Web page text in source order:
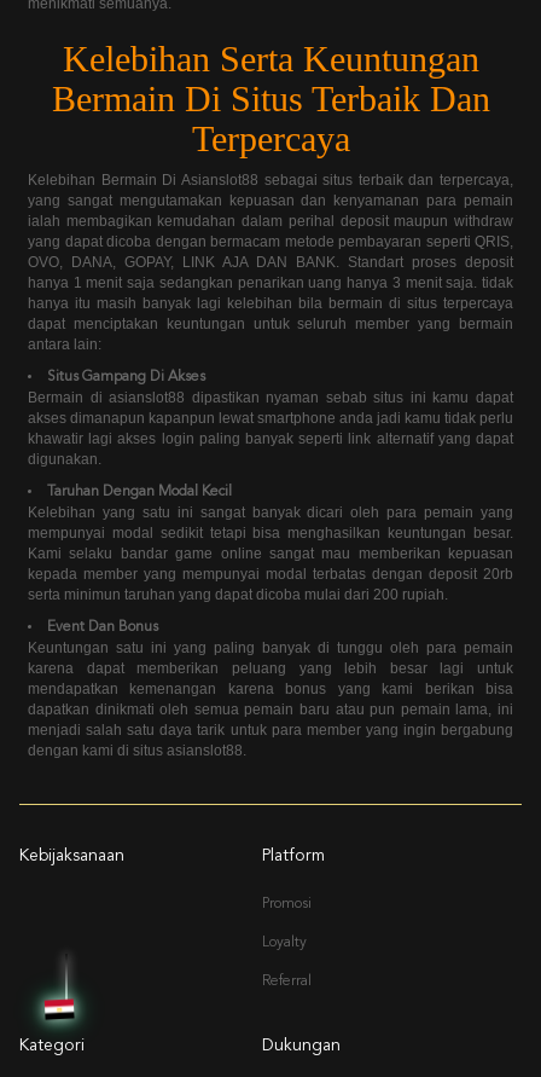
menikmati semuanya.
Kelebihan Serta Keuntungan
Bermain Di Situs Terbaik Dan
Terpercaya
Kelebihan Bermain Di Asianslot88 sebagai situs terbaik dan terpercaya,
yang sangat mengutamakan kepuasan dan kenyamanan para pemain
ialah membagikan kemudahan dalam perihal deposit maupun withdraw
yang dapat dicoba dengan bermacam metode pembayaran seperti QRIS,
OVO, DANA, GOPAY, LINK AJA DAN BANK. Standart proses deposit
hanya 1 menit saja sedangkan penarikan uang hanya 3 menit saja. tidak
hanya itu masih banyak lagi kelebihan bila bermain di situs terpercaya
dapat menciptakan keuntungan untuk seluruh member yang bermain
antara lain:
Situs Gampang Di Akses
Bermain di asianslot88 dipastikan nyaman sebab situs ini kamu dapat
akses dimanapun kapanpun lewat smartphone anda jadi kamu tidak perlu
khawatir lagi akses login paling banyak seperti link alternatif yang dapat
digunakan.
Taruhan Dengan Modal Kecil
Kelebihan yang satu ini sangat banyak dicari oleh para pemain yang
mempunyai modal sedikit tetapi bisa menghasilkan keuntungan besar.
Kami selaku bandar game online sangat mau memberikan kepuasan
kepada member yang mempunyai modal terbatas dengan deposit 20rb
serta minimun taruhan yang dapat dicoba mulai dari 200 rupiah.
Event Dan Bonus
Keuntungan satu ini yang paling banyak di tunggu oleh para pemain
karena dapat memberikan peluang yang lebih besar lagi untuk
mendapatkan kemenangan karena bonus yang kami berikan bisa
dapatkan dinikmati oleh semua pemain baru atau pun pemain lama, ini
menjadi salah satu daya tarik untuk para member yang ingin bergabung
dengan kami di situs asianslot88.
Kebijaksanaan Platform
Promosi
Loyalty
Referral
Kategori Dukungan